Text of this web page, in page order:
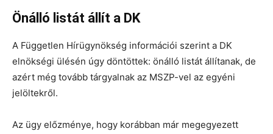
Önálló listát állít a DK
A Független Hírügynökség információi szerint a DK
elnökségi ülésén úgy döntöttek: önálló listát állítanak, de
azért még tovább tárgyalnak az MSZP-vel az egyéni
jelöltekről.
Az ügy előzménye, hogy korábban már megegyezett